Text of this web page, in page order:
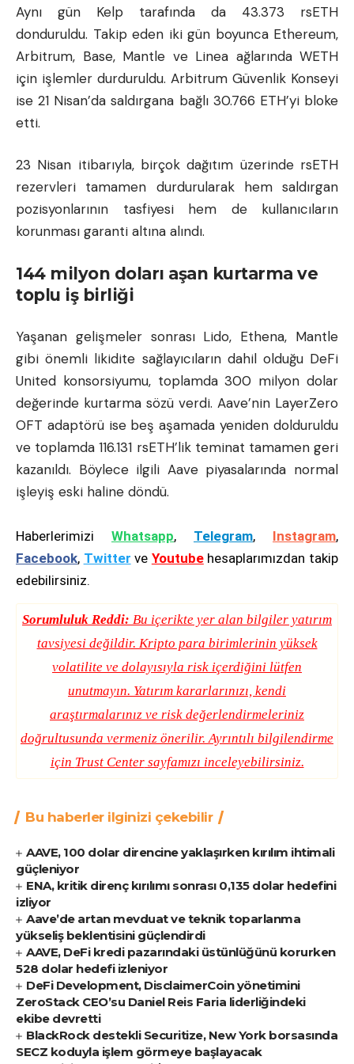
Aynı gün Kelp tarafında da 43.373 rsETH
donduruldu. Takip eden iki gün boyunca Ethereum,
Arbitrum, Base, Mantle ve Linea ağlarında WETH
için işlemler durduruldu. Arbitrum Güvenlik Konseyi
ise 21 Nisan’da saldırgana bağlı 30.766 ETH’yi bloke
etti.
23 Nisan itibarıyla, birçok dağıtım üzerinde rsETH
rezervleri tamamen durdurularak hem saldırgan
pozisyonlarının tasfiyesi hem de kullanıcıların
korunması garanti altına alındı.
144 milyon doları aşan kurtarma ve
toplu iş birliği
Yaşanan gelişmeler sonrası Lido, Ethena, Mantle
gibi önemli likidite sağlayıcıların dahil olduğu DeFi
United konsorsiyumu, toplamda 300 milyon dolar
değerinde kurtarma sözü verdi. Aave’nin LayerZero
OFT adaptörü ise beş aşamada yeniden dolduruldu
ve toplamda 116.131 rsETH’lik teminat tamamen geri
kazanıldı. Böylece ilgili Aave piyasalarında normal
işleyiş eski haline döndü.
Haberlerimizi Whatsapp, Telegram, Instagram,
Facebook, Twitter ve Youtubehesaplarımızdan takip
edebilirsiniz.
Sorumluluk Reddi: Bu içerikte yer alan bilgiler yatırım
tavsiyesi değildir. Kripto para birimlerinin yüksek
volatilite ve dolayısıyla risk içerdiğini lütfen
unutmayın. Yatırım kararlarınızı, kendi
araştırmalarınız ve risk değerlendirmeleriniz
doğrultusunda vermeniz önerilir. Ayrıntılı bilgilendirme
için Trust Centersayfamızı inceleyebilirsiniz.
Bu haberler ilginizi çekebilir
AAVE, 100 dolar direncine yaklaşırken kırılım ihtimali
güçleniyor
ENA, kritik direnç kırılımı sonrası 0,135 dolar hedefini
izliyor
Aave’de artan mevduat ve teknik toparlanma
yükseliş beklentisini güçlendirdi
AAVE, DeFi kredi pazarındaki üstünlüğünü korurken
528 dolar hedefi izleniyor
DeFi Development, DisclaimerCoin yönetimini
ZeroStack CEO’su Daniel Reis Faria liderliğindeki
ekibe devretti
BlackRock destekli Securitize, New York borsasında
SECZ koduyla işlem görmeye başlayacak